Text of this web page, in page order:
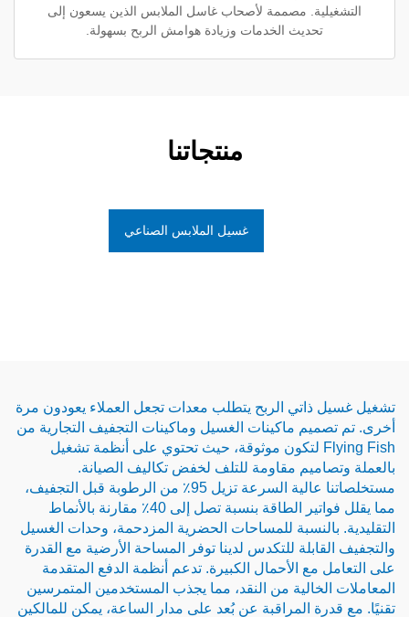
مصممة لأصحاب غاسل الملابس الذين يسعون إلى
تحديث الخدمات وزيادة هوامش الربح بسهولة.
غسيل الملابس الصناعي
الربح يتطلب معدات تجعل العملاء يعودون مرة
ماكينات الغسيل وماكينات التجفيف التجارية من
Flying Fish لتكون موثوقة، حيث تحتوي على أنظمة تشغيل
مقاومة للتلف لخفض تكاليف الصيانة.
مستخلصاتنا عالية السرعة تزيل 95٪ من الرطوبة قبل التجفيف،
مما يقلل فواتير الطاقة بنسبة تصل إلى 40٪ مقارنة بالأنماط
للمساحات الحضرية المزدحمة، وحدات الغسيل
للتكدس لدينا توفر المساحة الأرضية مع القدرة
الأحمال الكبيرة. تدعم أنظمة الدفع المتقدمة
من النقد، مما يجذب المستخدمين المتمرسين
المراقبة عن بُعد على مدار الساعة، يمكن للمالكين